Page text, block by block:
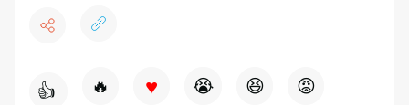
👍 🔥 ♥ 😭 😆 😡